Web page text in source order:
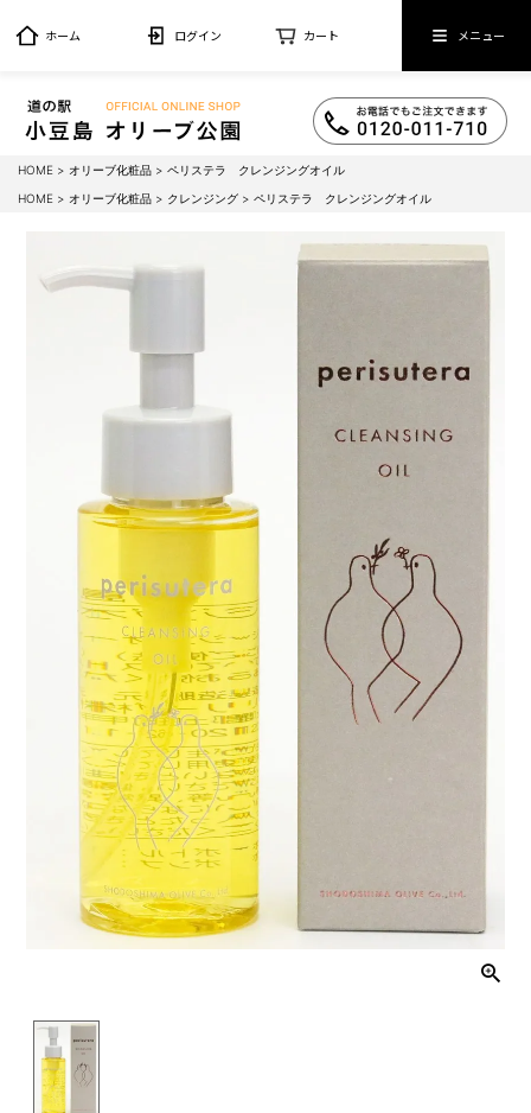
ホーム ログイン カート メニュー
HOME オリーブ化粧品
ペリステラ クレンジングオイル
HOME
オリーブ化粧品 クレンジング ペリステラ クレンジングオイル